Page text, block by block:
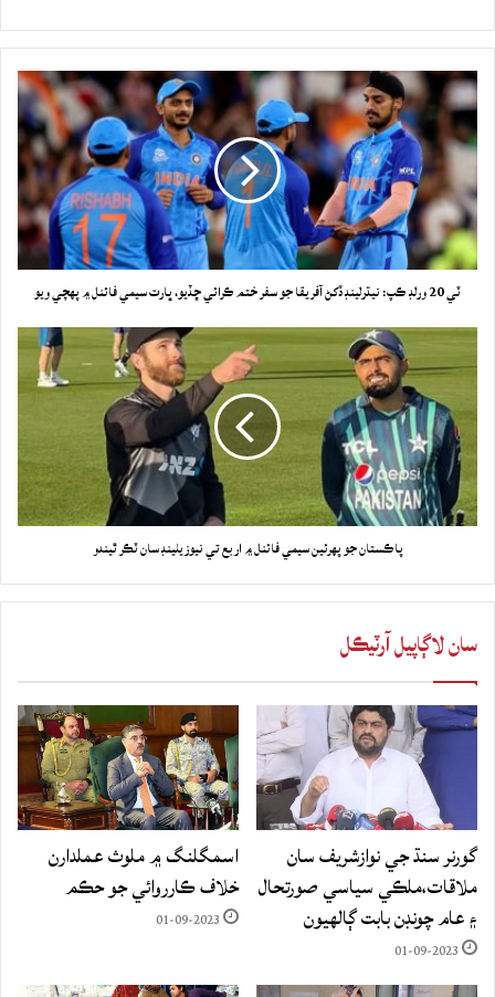
ٽي 20 ورلڊ ڪپ: نيڌرلينڊ ڏکڻ آفريقا جو سفر ختم ڪرائي ڇڏيو، ڀارت سيمي فائنل ۾ پهچي ويو
پاڪستان جو پهرئين سيمي فائنل ۾ اربع تي نيوزيلينڊ سان ٽڪر ٿيندو
سان لاڳاپيل آرٽيڪل
گورنر سنڌ جي نوازشريف سان
ملاقات،ملڪي سياسي صورتحال
۽ عام چونڊن بابت ڳالهيون
01-09-2023
اسمگلنگ ۾ ملوث عملدارن
خلاف ڪارروائي جو حڪم
01-09-2023